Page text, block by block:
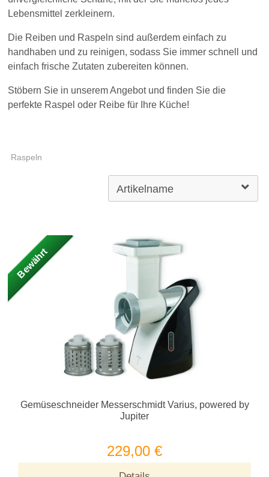
Lebensmittel zerkleinern.
Die Reiben und Raspeln sind außerdem einfach zu
handhaben und zu reinigen, sodass Sie immer schnell und
einfach frische Zutaten zubereiten können.
Stöbern Sie in unserem Angebot und finden Sie die
perfekte Raspel oder Reibe für Ihre Küche!
Raspeln
Bewährt
Gemüseschneider Messerschmidt Varius, powered by
Jupiter
229,00 €